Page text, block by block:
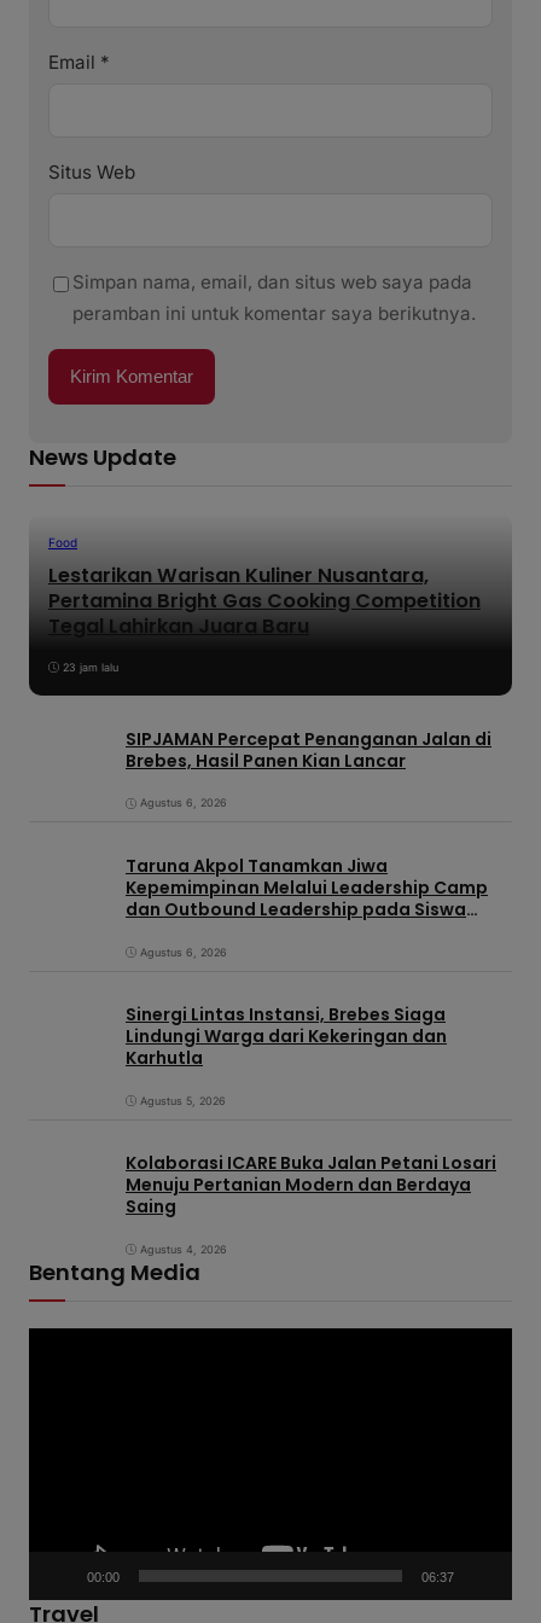
Email *
Situs Web
Simpan nama, email, dan situs web saya pada
peramban ini untuk komentar saya berikutnya.
News Update
Food
Lestarikan Warisan Kuliner Nusantara,
Pertamina Bright Gas Cooking Competition
Tegal Lahirkan Juara Baru
23 jam lalu
SIPJAMAN Percepat Penanganan Jalan di
Brebes, Hasil Panen Kian Lancar
Agustus 6, 2026
Taruna Akpol Tanamkan Jiwa
Kepemimpinan Melalui Leadership Camp
dan Outbound Leadership pada Siswa
Agustus 6, 2026
Sinergi Lintas Instansi, Brebes Siaga
Lindungi Warga dari Kekeringan dan
Karhutla
Agustus 5, 2026
Kolaborasi ICARE Buka Jalan Petani Losari
Menuju Pertanian Modern dan Berdaya
Saing
Agustus 4, 2026
Bentang Media
00:00 06:37
Travel